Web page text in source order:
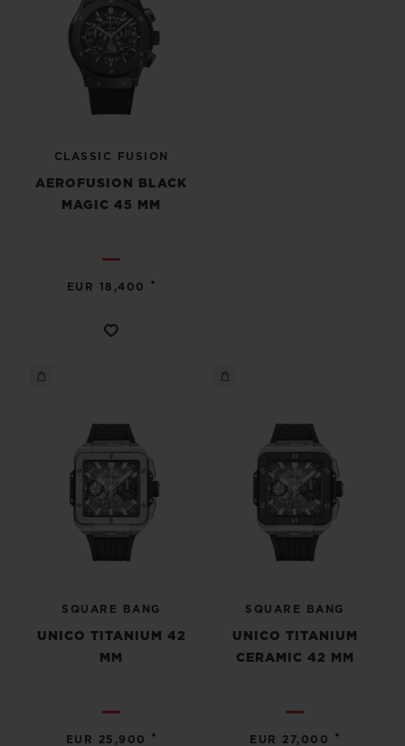
CLASSIC FUSION
AEROFUSION BLACK
MAGIC 45 MM
EUR 18,400 •
SQUARE BANG
UNICO TITANIUM 42
MM
EUR 25,900 •
SQUARE BANG
UNICO TITANIUM
CERAMIC 42 MM
EUR 27,000 •